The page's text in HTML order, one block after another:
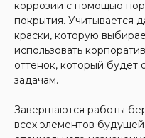
коррозии с помощью
покрытия. Учитывается
краски, которую
использовать
оттенок, который будет
задачам.
Завершаются работы
всех элементов
Заполните форму,
и отправьте заявку